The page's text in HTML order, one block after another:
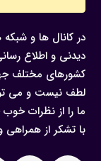
در کانال ها و
دیدنی و اطلاع
کشورهای مختلف
لطف نیست و می
ما را از نظرات
با تشکر از